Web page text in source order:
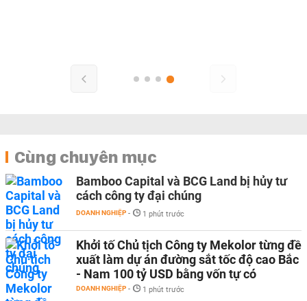
Cùng chuyên mục
Bamboo Capital và BCG Land bị hủy tư
cách công ty đại chúng
DOANH NGHIỆP - 1 phút trước
Khởi tố Chủ tịch Công ty Mekolor từng đề
xuất làm dự án đường sắt tốc độ cao Bắc
- Nam 100 tỷ USD bằng vốn tự có
DOANH NGHIỆP - 1 phút trước